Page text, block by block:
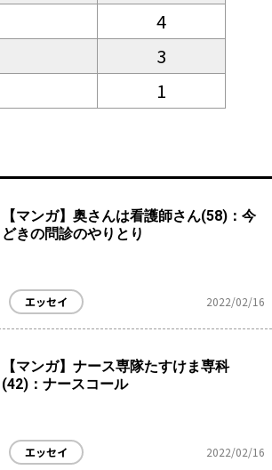
4
3
1
【マンガ】奥さんは看護師さん(58)：今
どきの問診のやりとり
エッセイ 2022/02/16
【マンガ】ナース専隊たすけま専科
(42)：ナースコール
エッセイ 2022/02/16